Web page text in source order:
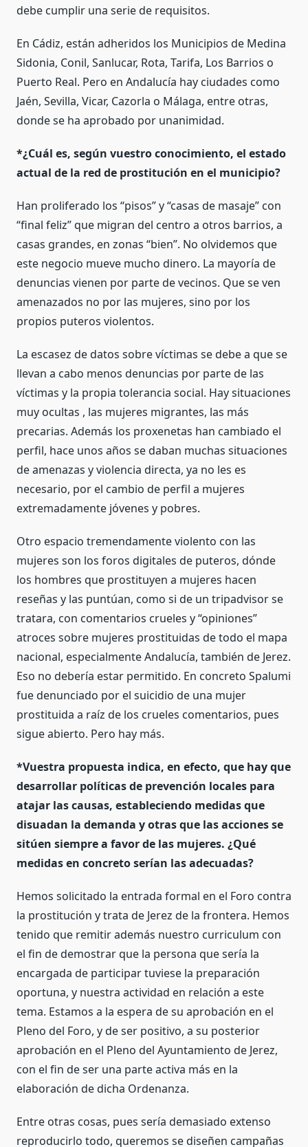
debe cumplir una serie de requisitos.
En Cádiz, están adheridos los Municipios de Medina
Sidonia, Conil, Sanlucar, Rota, Tarifa, Los Barrios o
Puerto Real. Pero en Andalucía hay ciudades como
Jaén, Sevilla, Vicar, Cazorla o Málaga, entre otras,
donde se ha aprobado por unanimidad.
*¿Cuál es, según vuestro conocimiento, el estado
actual de la red de prostitución en el municipio?
Han proliferado los “pisos” y “casas de masaje” con
“final feliz” que migran del centro a otros barrios, a
casas grandes, en zonas “bien”. No olvidemos que
este negocio mueve mucho dinero. La mayoría de
denuncias vienen por parte de vecinos. Que se ven
amenazados no por las mujeres, sino por los
propios puteros violentos.
La escasez de datos sobre víctimas se debe a que se
llevan a cabo menos denuncias por parte de las
víctimas y la propia tolerancia social. Hay situaciones
muy ocultas , las mujeres migrantes, las más
precarias. Además los proxenetas han cambiado el
perfil, hace unos años se daban muchas situaciones
de amenazas y violencia directa, ya no les es
necesario, por el cambio de perfil a mujeres
extremadamente jóvenes y pobres.
Otro espacio tremendamente violento con las
mujeres son los foros digitales de puteros, dónde
los hombres que prostituyen a mujeres hacen
reseñas y las puntúan, como si de un tripadvisor se
tratara, con comentarios crueles y “opiniones”
atroces sobre mujeres prostituidas de todo el mapa
nacional, especialmente Andalucía, también de Jerez.
Eso no debería estar permitido. En concreto Spalumi
fue denunciado por el suicidio de una mujer
prostituida a raíz de los crueles comentarios, pues
sigue abierto. Pero hay más.
*Vuestra propuesta indica, en efecto, que hay que
desarrollar políticas de prevención locales para
atajar las causas, estableciendo medidas que
disuadan la demanda y otras que las acciones se
sitúen siempre a favor de las mujeres. ¿Qué
medidas en concreto serían las adecuadas?
Hemos solicitado la entrada formal en el Foro contra
la prostitución y trata de Jerez de la frontera. Hemos
tenido que remitir además nuestro curriculum con
el fin de demostrar que la persona que sería la
encargada de participar tuviese la preparación
oportuna, y nuestra actividad en relación a este
tema. Estamos a la espera de su aprobación en el
Pleno del Foro, y de ser positivo, a su posterior
aprobación en el Pleno del Ayuntamiento de Jerez,
con el fin de ser una parte activa más en la
elaboración de dicha Ordenanza.
Entre otras cosas, pues sería demasiado extenso
reproducirlo todo, queremos se diseñen campañas